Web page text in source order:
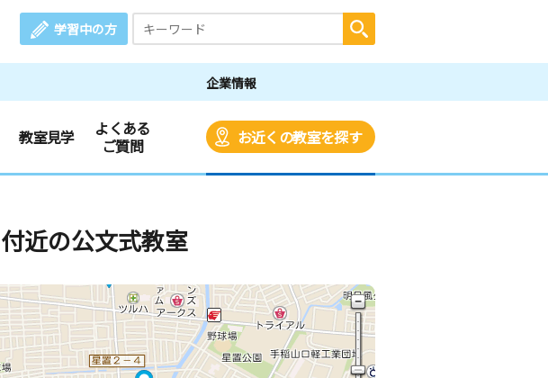
学習中の方
企業情報
教室見学
よくある
ご質問
お近くの教室を探す
付近の公文式教室